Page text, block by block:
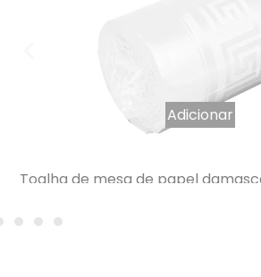
Toalha de mesa de papel
Adicionar